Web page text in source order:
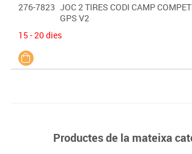
276-7823 JOC 2 TIRES CODI CAMP
GPS V2
15 - 20 dies
Productes de la mateixa